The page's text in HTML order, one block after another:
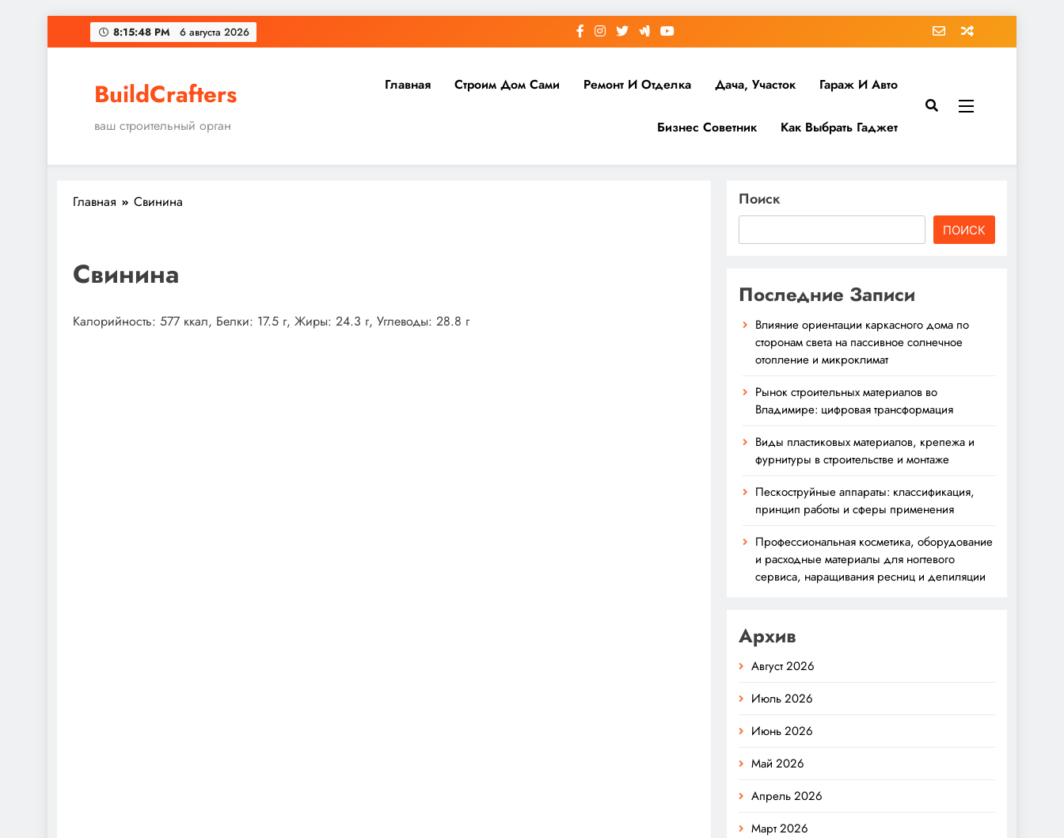
Перейти
к
8:15:48 PM 6 августа 2026
BuildCrafters
ваш строительный орган
Главная Строим Дом Сами Ремонт И Отделка Дача, Участок Гараж И Авто
Бизнес Советник Как Выбрать Гаджет
Главная Свинина
Свинина
Калорийность: 577 ккал, Белки: 17.5 г, Жиры: 24.3 г, Углеводы: 28.8 г
Поиск
ПОИСК
Последние Записи
Влияние ориентации каркасного дома по
сторонам света на пассивное солнечное
отопление и микроклимат
Рынок строительных материалов во
Владимире: цифровая трансформация
Виды пластиковых материалов, крепежа и
фурнитуры в строительстве и монтаже
Пескоструйные аппараты: классификация,
принцип работы и сферы применения
Профессиональная косметика, оборудование
и расходные материалы для ногтевого
сервиса, наращивания ресниц и депиляции
Архив
Август 2026
Июль 2026
Июнь 2026
Май 2026
Апрель 2026
Март 2026